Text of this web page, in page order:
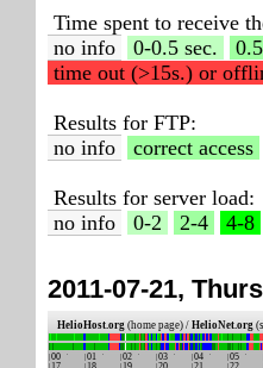
Time spent to receive
no info
0-0.5 sec.
time out (>15s.) or
Results for FTP:
no info
correct access
Results for server load:
no info
0-2 2-4 4-8
2011-07-21,
HelioHost.org (home page) / HelioNet.org
00 01 02 03 04 05